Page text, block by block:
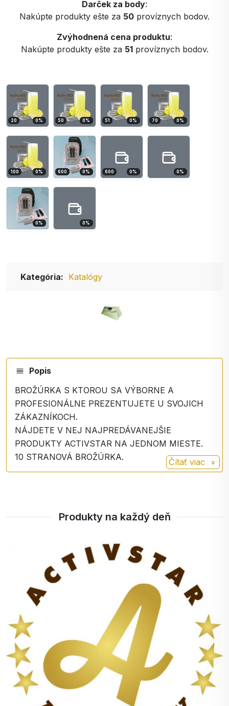
Darček za body:
Nakúpte produkty ešte za 50 províznych bodov.
Zvýhodnená cena produktu:
Nakúpte produkty ešte za 51províznych bodov.
20 0% 50 0% 51 0% 70 0%
100 0% 600 0% 600 0% 0%
0% 0%
Kategória: Katalógy
Popis
BROŽÚRKA S KTOROU SA VÝBORNE A
PROFESIONÁLNE PREZENTUJETE U SVOJICH
ZÁKAZNÍKOCH.
NÁJDETE V NEJ NAJPREDÁVANEJŠIE
PRODUKTY ACTIVSTAR NA JEDNOM MIESTE.
10 STRANOVÁ BROŽÚRKA.
Čítať viac
Produkty na každý deň